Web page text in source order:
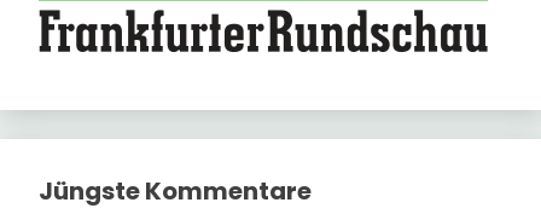
Jüngste Kommentare